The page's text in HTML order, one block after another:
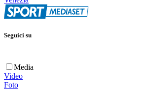
Seguici su
Media
Video
Foto